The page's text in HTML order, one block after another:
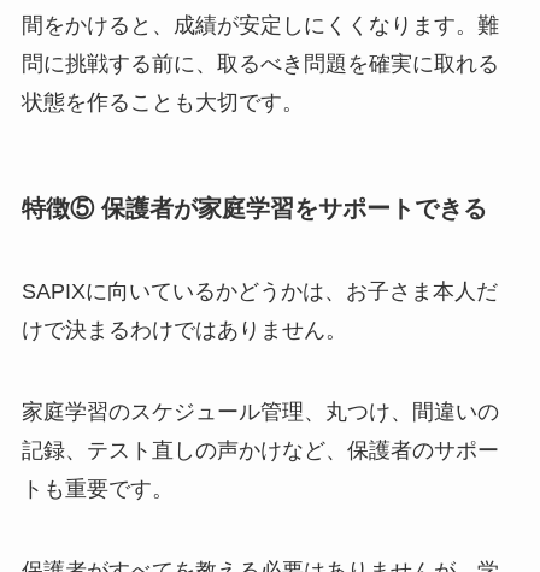
間をかけると、成績が安定しにくくなります。難
問に挑戦する前に、取るべき問題を確実に取れる
状態を作ることも大切です。
特徴⑤ 保護者が家庭学習をサポートできる
SAPIXに向いているかどうかは、お子さま本人だ
けで決まるわけではありません。
家庭学習のスケジュール管理、丸つけ、間違いの
記録、テスト直しの声かけなど、保護者のサポー
トも重要です。